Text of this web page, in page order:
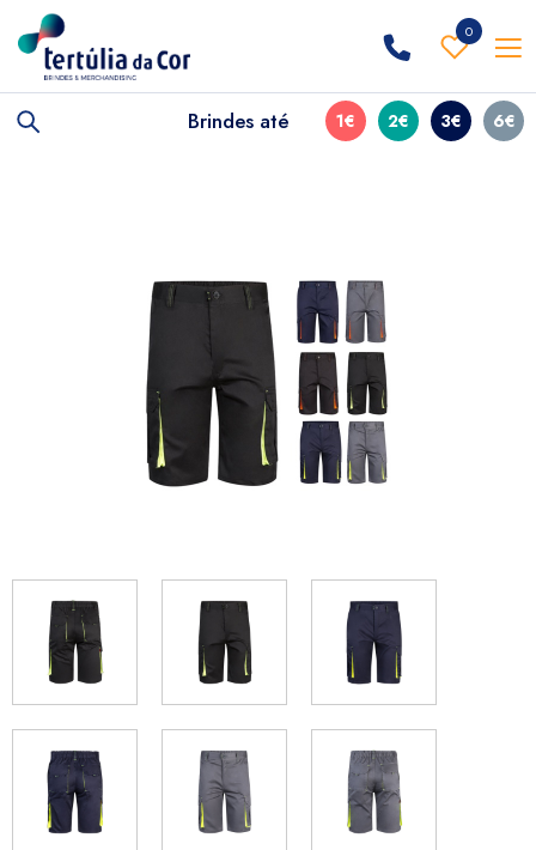
0
Brindes até 1€ 2€ 3€ 6€